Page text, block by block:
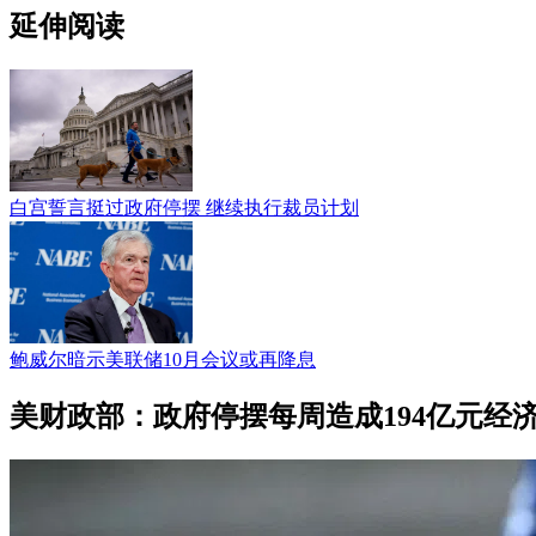
延伸阅读
白宫誓言挺过政府停摆 继续执行裁员计划
鲍威尔暗示美联储10月会议或再降息
美财政部：政府停摆每周造成194亿元经